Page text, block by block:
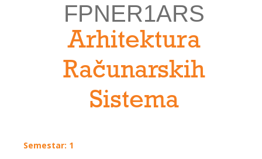
FPNER1ARS
Arhitektura
Računarskih
Sistema
Semestar: 1